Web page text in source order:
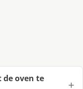
oven te